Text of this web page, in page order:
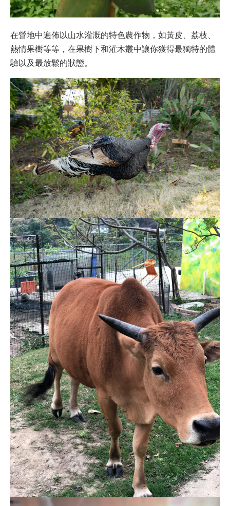
在營地中遍佈以山水灌溉的特色農作物，如黃皮、荔枝、
熱情果樹等等，在果樹下和灌木叢中讓你獲得最獨特的體
驗以及最放鬆的狀態。